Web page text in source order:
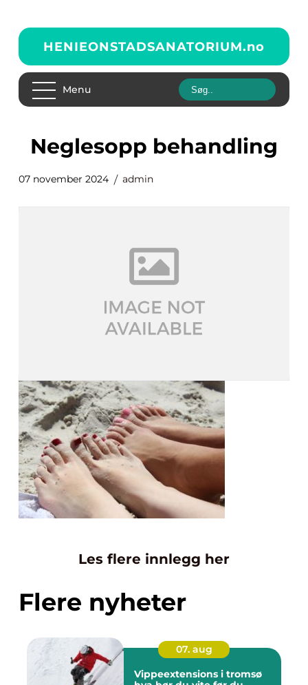
HENIEONSTADSANATORIUM.no
Menu
Neglesopp behandling
07 november 2024 admin
Les flere innlegg her
Flere nyheter
07. aug
Vippeextensions i tromsø